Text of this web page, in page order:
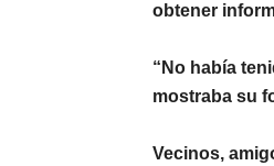
obtener
“No había
mostraba su
Vecinos,